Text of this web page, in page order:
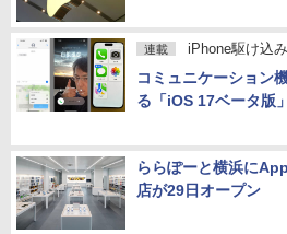
連載 iPhone駆け込
コミュニケーション
る「iOS 17ベータ版
ららぽーと横浜に
店が29日オープン